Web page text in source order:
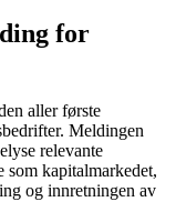
for
aller første
Meldingen
relevante
kapitalmarkedet,
og innretningen av